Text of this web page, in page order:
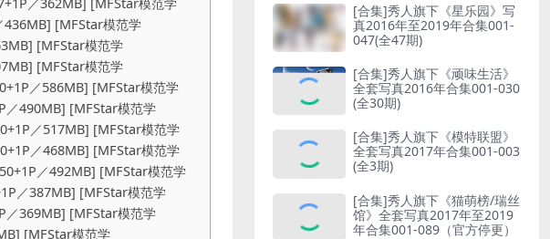
[合集]秀人旗下《星乐园》写
真2016年至2019年合集001-
047(全47期)
[合集]秀人旗下《顽味生活》
全套写真2016年合集001-030
(全30期)
[合集]秀人旗下《模特联盟》
全套写真2017年合集001-003
(全3期)
[合集]秀人旗下《猫萌榜/瑞丝
馆》全套写真2017年至2019
年合集001-089（官方停更）